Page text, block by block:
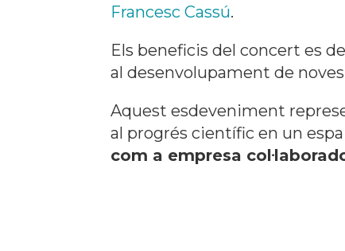
Francesc Cassú.
Els beneficis del concert es
al desenvolupament de
Aquest esdeveniment
al progrés científic en un
com a empresa